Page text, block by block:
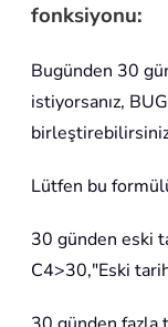
fonksiyonu:
Bugünden 30
istiyorsanız,
Lütfen bu
30 günden eski
C4>30,"Eski